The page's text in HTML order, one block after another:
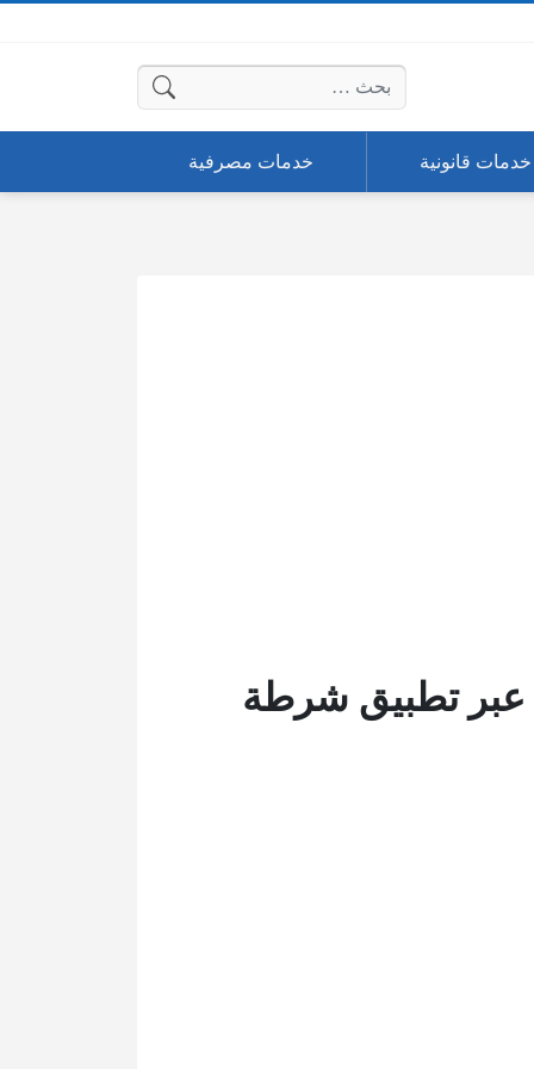
البحث عن:
خدمات قانونية خدمات مصرفية
تطبيق شرطة